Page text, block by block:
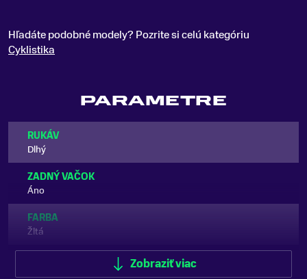
Hľadáte podobné modely? Pozrite si celú kategóriu
Cyklistika
PARAMETRE
RUKÁV
Dlhý
ZADNÝ VAČOK
Áno
FARBA
Žltá
Zobraziť viac